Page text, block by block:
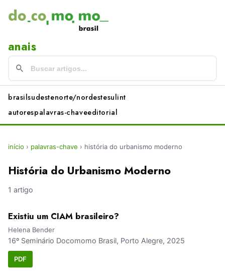
anais
brasilsudestenorte/nordestesulint
autorespalavras-chaveeditorial
início › palavras-chave › história do urbanismo moderno
História do Urbanismo Moderno
1 artigo
Existiu um CIAM brasileiro?
Helena Bender
16º Seminário Docomomo Brasil, Porto Alegre, 2025
PDF